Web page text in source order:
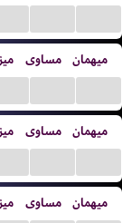
مساوی میهمان
مساوی میهمان
مساوی میهمان